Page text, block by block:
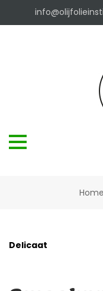
Home
Delicaat